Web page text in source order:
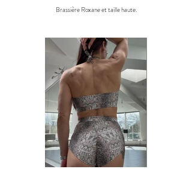
Brassière Roxane et taille haute.